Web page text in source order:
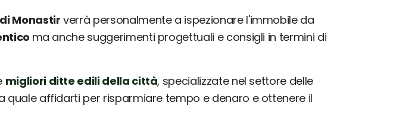
di Monastir verrà personalmente a ispezionare l'immobile da
ma anche suggerimenti progettuali e consigli in termini di
migliori ditte edili della città, specializzate nel settore delle
quale affidarti per risparmiare tempo e denaro e ottenere il